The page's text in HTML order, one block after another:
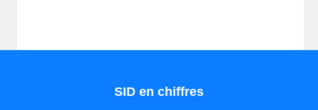
SID en chiffres